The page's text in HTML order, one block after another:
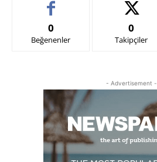
0
Beğenenler
0
Takipçiler
- Advertisement -